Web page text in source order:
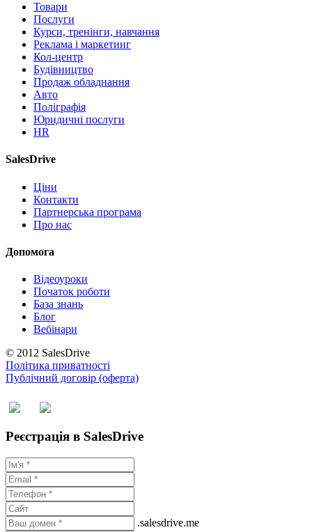
Товари
Послуги
Курси, тренінги, навчання
Реклама і маркетинг
Кол-центр
Будівництво
Продаж обладнання
Авто
Поліграфія
Юридичні послуги
HR
SalesDrive
Ціни
Контакти
Партнерська програма
Про нас
Допомога
Відеоуроки
Початок роботи
База знань
Блог
Вебінари
© 2012 SalesDrive
Політика приватності
Публічний договір (оферта)
Реєстрація в SalesDrive
.salesdrive.me